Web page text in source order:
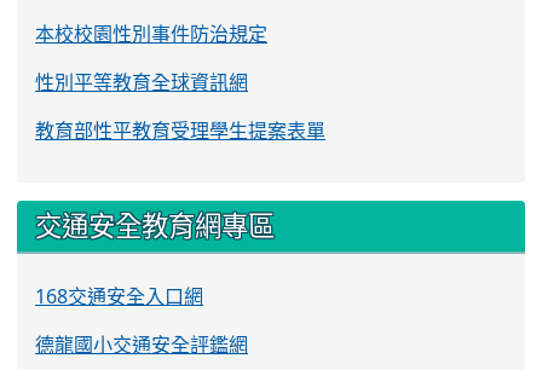
本校校園性別事件防治規定
性別平等教育全球資訊網
教育部性平教育受理學生提案表單
交通安全教育網專區
168交通安全入口網
德龍國小交通安全評鑑網